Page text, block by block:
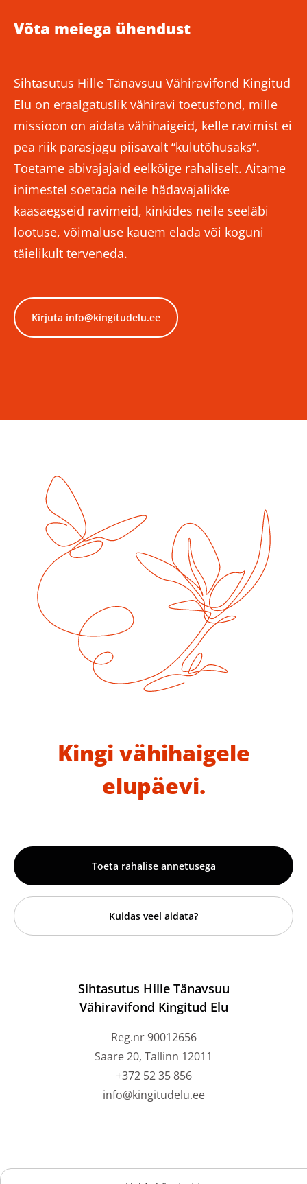
Võta meiega ühendust
Sihtasutus Hille Tänavsuu Vähiravifond Kingitud
Elu on eraalgatuslik vähiravi toetusfond, mille
missioon on aidata vähihaigeid, kelle ravimist ei
pea riik parasjagu piisavalt “kulutõhusaks”.
Toetame abivajajaid eelkõige rahaliselt. Aitame
inimestel soetada neile hädavajalikke
kaasaegseid ravimeid, kinkides neile seeläbi
lootuse, võimaluse kauem elada või koguni
täielikult terveneda.
Kirjuta info@kingitudelu.ee
Kingi vähihaigele
elupäevi.
Toeta rahalise annetusega
Kuidas veel aidata?
Sihtasutus Hille Tänavsuu
Vähiravifond Kingitud Elu
Reg.nr 90012656
Saare 20, Tallinn 12011
+372 52 35 856
info@kingitudelu.ee